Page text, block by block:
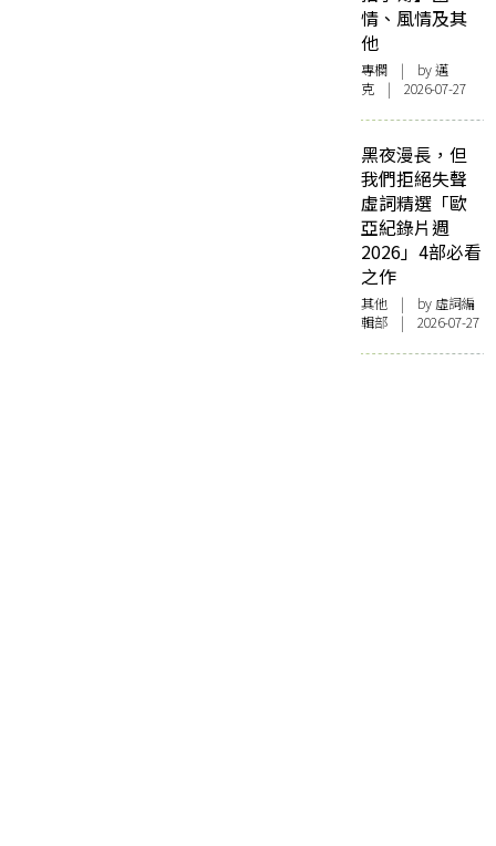
情、風情及其
他
專欄 | by邁
克 | 2026-07-27
黑夜漫長，但
我們拒絕失聲
虛詞精選「歐
亞紀錄片週
2026」4部必看
之作
其他 | by 虛詞編
輯部 | 2026-07-27